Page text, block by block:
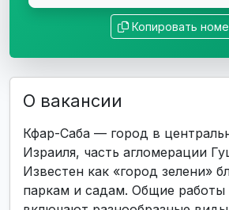
Копировать
О вакансии
Кфар-Саба — город в
Израиля, часть агломерации
Известен как «город зелени»
паркам и садам. Общие работы